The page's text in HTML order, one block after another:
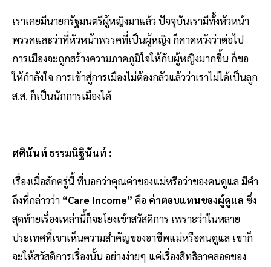
เราเคยมีนายกรัฐมนตรีผู้หญิงมาแล้ว ปัจจุบันเรามีทั้งหัวหน้า
พรรคและว่าที่หัวหน้าพรรคที่เป็นผู้หญิง ก็คาดหวังว่าต่อไป
การเมืองจะถูกสร้างความภาคภูมิใจให้กับผู้หญิงมากขึ้น ก็ขอ
ให้กำลังใจ การเข้าสู่การเมืองไม่ต้องกลัวแล้วว่าเราไม่ได้เป็นลูก
ส.ส. ก็เป็นนักการเมืองได้
ศศินันท์ ธรรมนิฐินันท์ :
เรื่องเมื่อสักครู่นี้ ที่บอกว่าคุณค่าของแม่หรือว่าของคนดูแล มีคำ
ถึงที่กล่าวว่า “Care Income” คือ ค่าตอบแทนของผู้ดูแล ซึ่ง
สุดท้ายเรื่องเหล่านี้ก็จะโยงเข้าสวัสดิการ เพราะว่าในหลาย
ประเทศที่เขาเห็นความสำคัญของอาชีพแม่หรือคนดูแล เขาก็
จะให้สวัสดิการเรื่องนั้น อย่างง่ายๆ แค่เรื่องสิทธิลาคลอดของ